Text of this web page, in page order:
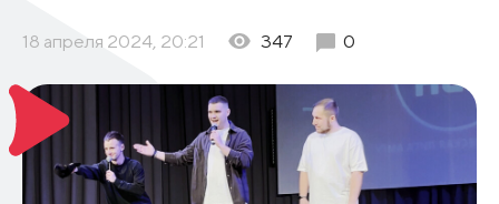
18 апреля 2024, 20:21 347 0